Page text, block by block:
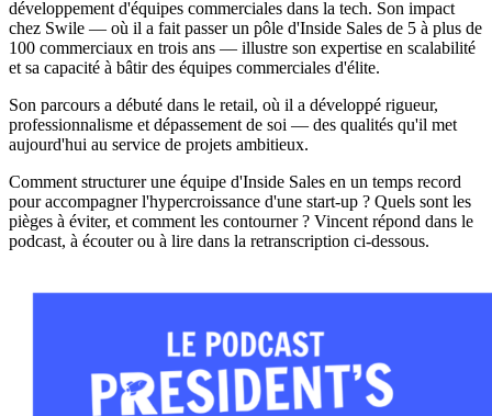
développement d'équipes commerciales dans la tech. Son impact
chez Swile — où il a fait passer un pôle d'Inside Sales de 5 à plus de
100 commerciaux en trois ans — illustre son expertise en scalabilité
et sa capacité à bâtir des équipes commerciales d'élite.
Son parcours a débuté dans le retail, où il a développé rigueur,
professionnalisme et dépassement de soi — des qualités qu'il met
aujourd'hui au service de projets ambitieux.
Comment structurer une équipe d'Inside Sales en un temps record
pour accompagner l'hypercroissance d'une start-up ? Quels sont les
pièges à éviter, et comment les contourner ? Vincent répond dans le
podcast, à écouter ou à lire dans la retranscription ci-dessous.